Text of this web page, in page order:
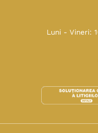
Luni - Vineri: